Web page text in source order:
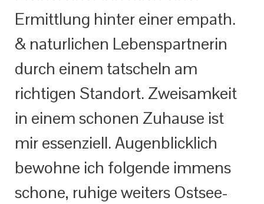
Ermittlung hinter einer empath.
& naturlichen Lebenspartnerin
durch einem tatscheln am
richtigen Standort. Zweisamkeit
in einem schonen Zuhause ist
mir essenziell. Augenblicklich
bewohne ich folgende immens
schone, ruhige weiters Ostsee-